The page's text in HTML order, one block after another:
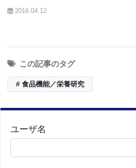
2016.04.12
この記事のタグ
# 食品機能／栄養研究
ユーザ名